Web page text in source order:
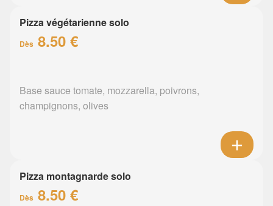
Pizza végétarienne solo
Dès 8.50 €
Base sauce tomate, mozzarella, poivrons,
champignons, olives
Pizza montagnarde solo
Dès 8.50 €